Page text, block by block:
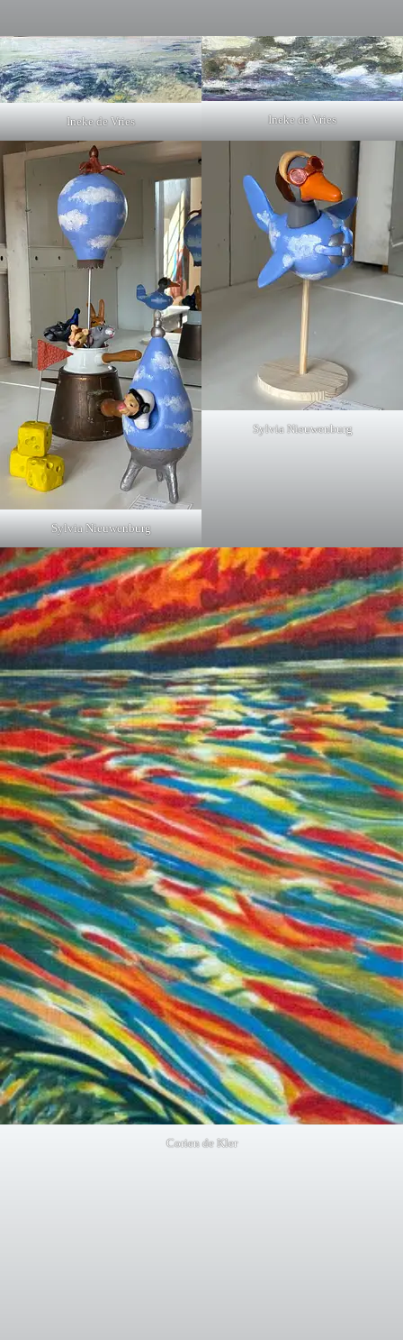
Ineke de Vries Ineke de Vries
Sylvia Nieuwenburg
Sylvia Nieuwenburg
Corien de Kler